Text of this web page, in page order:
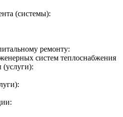
(системы):
ремонту:
систем теплоснабжения
(услуги):